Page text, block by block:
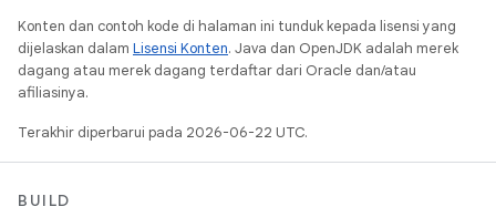
Konten dan contoh kode di halaman ini tunduk kepada lisensi yang
dijelaskan dalam Lisensi Konten. Java dan OpenJDK adalah merek
dagang atau merek dagang terdaftar dari Oracle dan/atau
afiliasinya.
Terakhir diperbarui pada 2026-06-22 UTC.
BUILD